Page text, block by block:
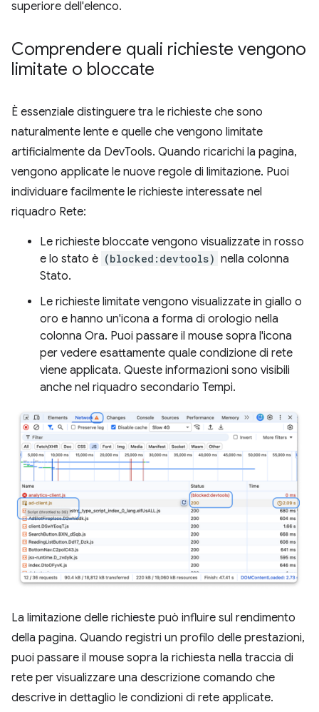
superiore dell'elenco.
Comprendere quali richieste vengono
limitate o bloccate
È essenziale distinguere tra le richieste che sono
naturalmente lente e quelle che vengono limitate
artificialmente da DevTools. Quando ricarichi la pagina,
vengono applicate le nuove regole di limitazione. Puoi
individuare facilmente le richieste interessate nel
riquadro Rete:
Le richieste bloccate vengono visualizzate in rosso
e lo stato è (blocked:devtools) nella colonna
Stato.
Le richieste limitate vengono visualizzate in giallo o
oro e hanno un'icona a forma di orologio nella
colonna Ora. Puoi passare il mouse sopra l'icona
per vedere esattamente quale condizione di rete
viene applicata. Queste informazioni sono visibili
anche nel riquadro secondario Tempi.
La limitazione delle richieste può influire sul rendimento
della pagina. Quando registri un profilo delle prestazioni,
puoi passare il mouse sopra la richiesta nella traccia di
rete per visualizzare una descrizione comando che
descrive in dettaglio le condizioni di rete applicate.